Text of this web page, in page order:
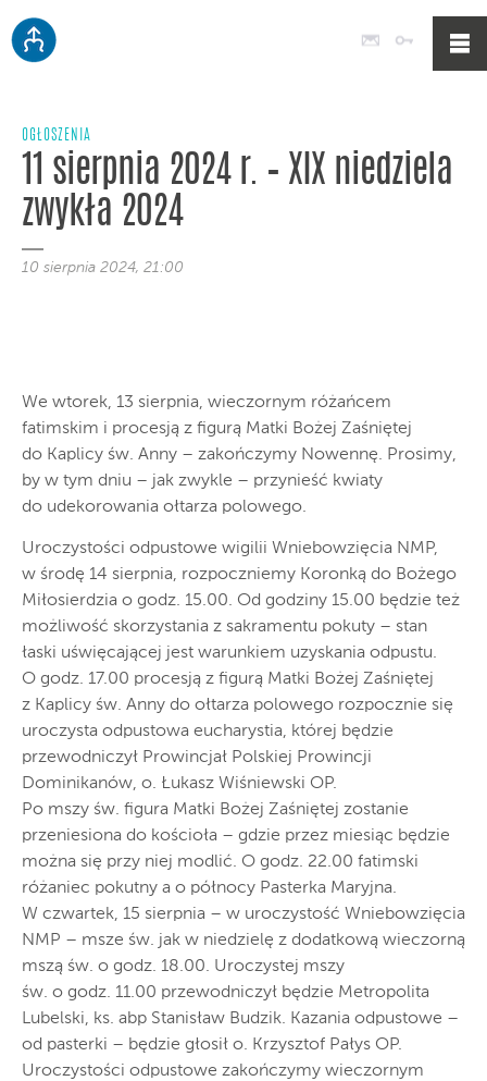
Poczta
OGŁOSZENIA
11 sierpnia 2024 r. – XIX niedziela
zwykła 2024
10 sierpnia 2024, 21:00
We wtorek, 13 sierpnia, wieczornym różańcem
fatimskim i procesją z figurą Matki Bożej Zaśniętej
do Kaplicy św. Anny – zakończymy Nowennę. Prosimy,
by w tym dniu – jak zwykle – przynieść kwiaty
do udekorowania ołtarza polowego.
Uroczystości odpustowe wigilii Wniebowzięcia NMP,
w środę 14 sierpnia, rozpoczniemy Koronką do Bożego
Miłosierdzia o godz. 15.00. Od godziny 15.00 będzie też
możliwość skorzystania z sakramentu pokuty – stan
łaski uświęcającej jest warunkiem uzyskania odpustu.
O godz. 17.00 procesją z figurą Matki Bożej Zaśniętej
z Kaplicy św. Anny do ołtarza polowego rozpocznie się
uroczysta odpustowa eucharystia, której będzie
przewodniczył Prowincjał Polskiej Prowincji
Dominikanów, o. Łukasz Wiśniewski OP.
Po mszy św. figura Matki Bożej Zaśniętej zostanie
przeniesiona do kościoła – gdzie przez miesiąc będzie
można się przy niej modlić. O godz. 22.00 fatimski
różaniec pokutny a o północy Pasterka Maryjna.
W czwartek, 15 sierpnia – w uroczystość Wniebowzięcia
NMP – msze św. jak w niedzielę z dodatkową wieczorną
mszą św. o godz. 18.00. Uroczystej mszy
św. o godz. 11.00 przewodniczył będzie Metropolita
Lubelski, ks. abp Stanisław Budzik. Kazania odpustowe –
od pasterki – będzie głosił o. Krzysztof Pałys OP.
Uroczystości odpustowe zakończymy wieczornym